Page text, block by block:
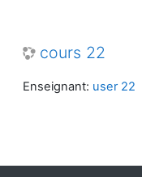
cours 22
Enseignant: user 22